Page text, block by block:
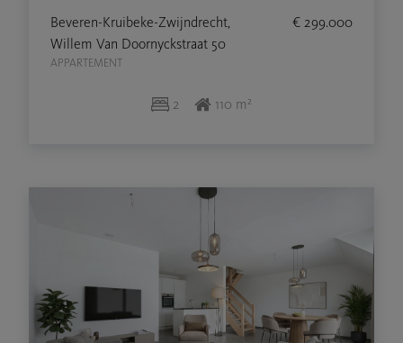
Beveren-Kruibeke-Zwijndrecht,
Willem Van Doornyckstraat 50
APPARTEMENT
€ 299.000
2 110 m²